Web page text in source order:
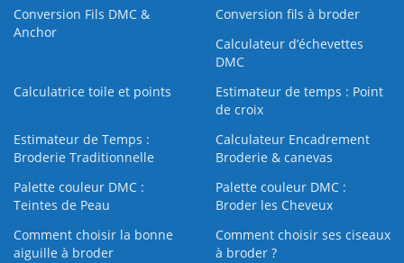
Conversion Fils DMC &
Anchor
Conversion fils à broder
Calculateur d’échevettes
DMC
Calculatrice toile et points
Estimateur de temps : Point
de croix
Estimateur de Temps :
Broderie Traditionnelle
Calculateur Encadrement
Broderie & canevas
Palette couleur DMC :
Teintes de Peau
Palette couleur DMC :
Broder les Cheveux
Comment choisir la bonne
aiguille à broder
Comment choisir ses ciseaux
à broder ?